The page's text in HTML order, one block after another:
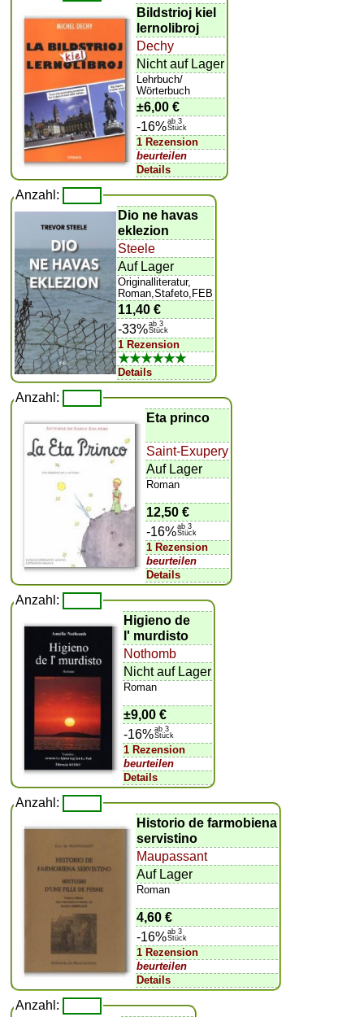
Bildstrioj kiel
lernolibroj
Dechy
Nicht auf Lager
Lehrbuch/
Wörterbuch
±6,00 €
-16%ab 3
Stück
1 Rezension
beurteilen
Details
Anzahl:
Dio ne havas
eklezion
Steele
Auf Lager
Originalliteratur,
Roman,Stafeto,FEB
11,40 €
-33%ab 3
Stück
1 Rezension
★★★★★★
Details
Anzahl:
Eta princo
Saint-Exupery
Auf Lager
Roman
12,50 €
-16%ab 3
Stück
1 Rezension
beurteilen
Details
Anzahl:
Higieno de
l' murdisto
Nothomb
Nicht auf Lager
Roman
±9,00 €
-16%ab 3
Stück
1 Rezension
beurteilen
Details
Anzahl:
Historio de farmobiena
servistino
Maupassant
Auf Lager
Roman
4,60 €
-16%ab 3
Stück
1 Rezension
beurteilen
Details
Anzahl: